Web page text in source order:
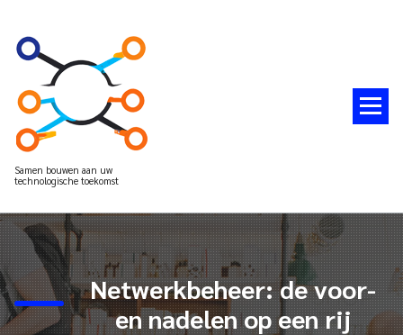
Samen bouwen aan uw
technologische toekomst
Netwerkbeheer: de voor-
en nadelen op een rij